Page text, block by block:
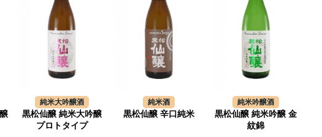
純米大吟醸酒
黒松仙醸 純米大吟醸
プロトタイプ
純米酒
黒松仙醸 辛口純米
純米吟醸酒
黒松仙醸 純米吟醸 金
紋錦